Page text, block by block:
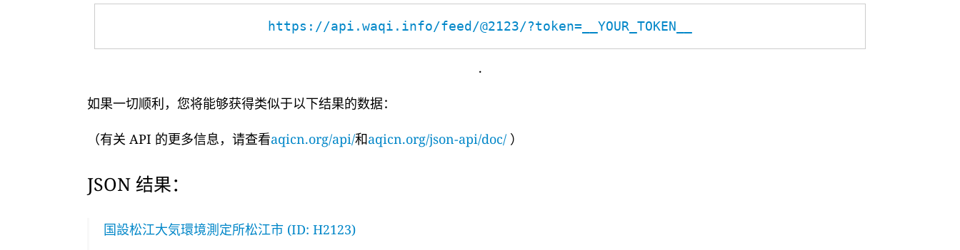
https://api.waqi.info/feed/@2123/?token=__YOUR_TOKEN__
.
如果一切顺利，您将能够获得类似于以下结果的数据：
（有关 API 的更多信息，请查看aqicn.org/api/和aqicn.org/json-api/doc/ ）
JSON 结果：
国設松江大気環境測定所松江市 (ID: H2123)